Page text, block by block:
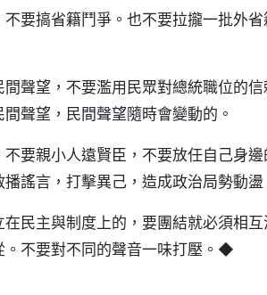
不要搞省籍鬥爭。也不要拉攏一批外
間聲望，不要濫用民眾對總統職位的
聲望，民間聲望隨時會變動的。
不要親小人遠賢臣，不要放任自己身
謠言，打擊異己，造成政治局勢動盪
在民主與制度上的，要團結就必須相
。不要對不同的聲音一味打壓。◆